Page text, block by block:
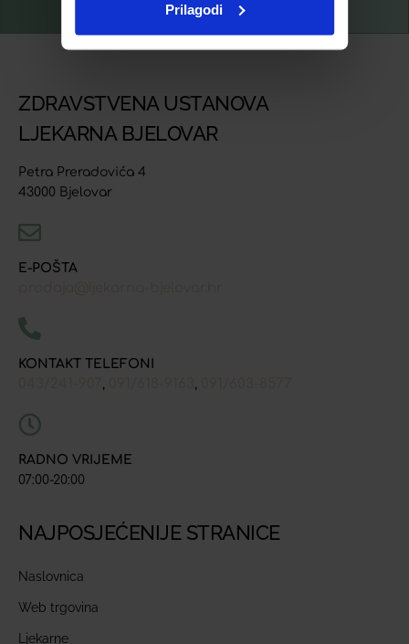
Prilagodi
ZDRAVSTVENA USTANOVA
LJEKARNA BJELOVAR
Petra Preradovića 4
43000 Bjelovar
E-POŠTA
KONTAKT TELEFONI
RADNO VRIJEME
07:00-20:00
NAJPOSJEĆENIJE STRANICE
Naslovnica
Web trgovina
Ljekarne